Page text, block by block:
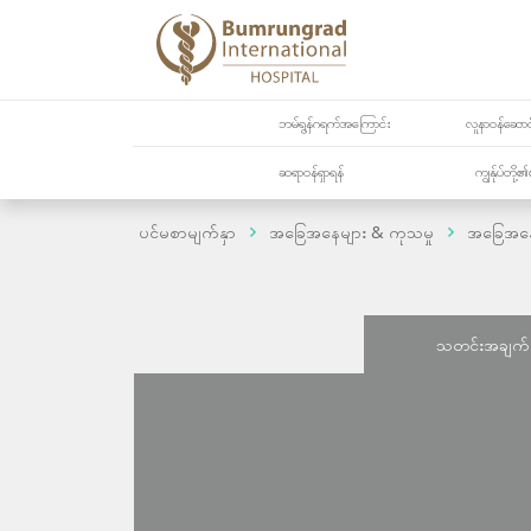
ဘမ်ရွန်ဂရက်အကြောင်း လူနာဝန်ဆော
ဆရာဝန်ရှာရန် ကျွန်ုပ်တို့၏
ပင်မစာမျက်နှာ အခြေအနေများ & ကုသမှု အခြေအန
သတင်းအခ